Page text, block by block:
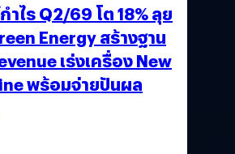
ำไร Q2/69 โต 18% ลุย
Energy สร้างฐาน
เร่งเครื่อง New
พร้อมจ่ายปันผล